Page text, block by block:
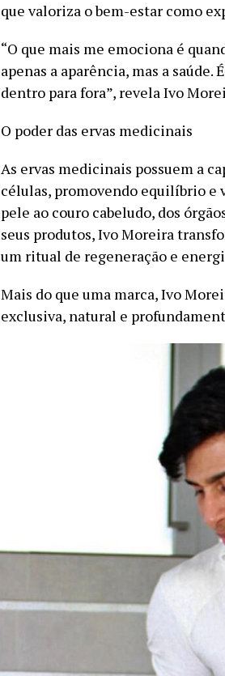
que valoriza o bem-estar como
“O que mais me emociona é
apenas a aparência, mas a
dentro para fora”, revela Ivo
O poder das ervas medicinais
As ervas medicinais possuem a
células, promovendo equilíbrio e
pele ao couro cabeludo, dos
seus produtos, Ivo Moreira
um ritual de regeneração e
Mais do que uma marca, Ivo
exclusiva, natural e